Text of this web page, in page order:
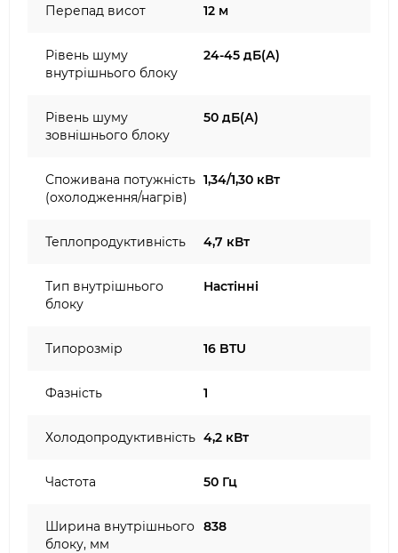
Перепад висот 12 м
Рівень шуму
внутрішнього блоку
24-45 дБ(А)
Рівень шуму
зовнішнього блоку
50 дБ(А)
Споживана потужність
(охолодження/нагрів)
1,34/1,30 кВт
Теплопродуктивність 4,7 кВт
Тип внутрішнього
блоку
Настінні
Типорозмір 16 BTU
Фазність 1
Холодопродуктивність 4,2 кВт
Частота 50 Гц
Ширина внутрішнього
блоку, мм
838